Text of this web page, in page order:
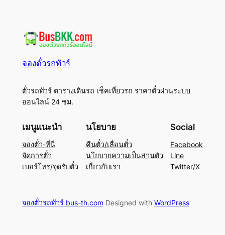
จองตั๋วรถทัวร์
ตั๋วรถทัวร์ ตารางเดินรถ เช็คเที่ยวรถ ราคาตั๋วผ่านระบบ
ออนไลน์ 24 ชม.
เมนูแนะนำ
จองตั๋ว-ที่นี่
จัดการตั๋ว
เบอร์โทร/จุดรับตั๋ว
นโยบาย
คืนตั๋ว/เลื่อนตั๋ว
นโยบายความเป็นส่วนตัว
เกี่ยวกับเรา
Social
Facebook
Line
Twitter/X
จองตั๋วรถทัวร์ bus-th.comDesigned with WordPress